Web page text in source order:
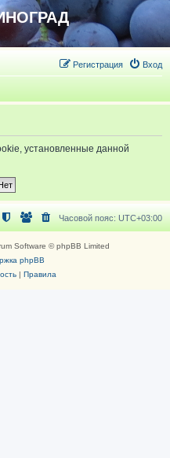
Вход
Регистрация
установленные данной
Часовой пояс: UTC+03:00
Software © phpBB Limited
phpBB
| Правила